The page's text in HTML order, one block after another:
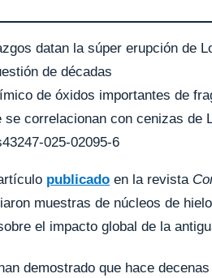
de óxidos importantes de
se correlacionan con cenizas de
025-02095-6
publicado en la revista
muestras de núcleos de
el impacto global de la
demostrado que hace